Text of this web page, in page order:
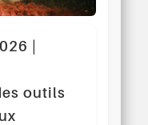
|
outils